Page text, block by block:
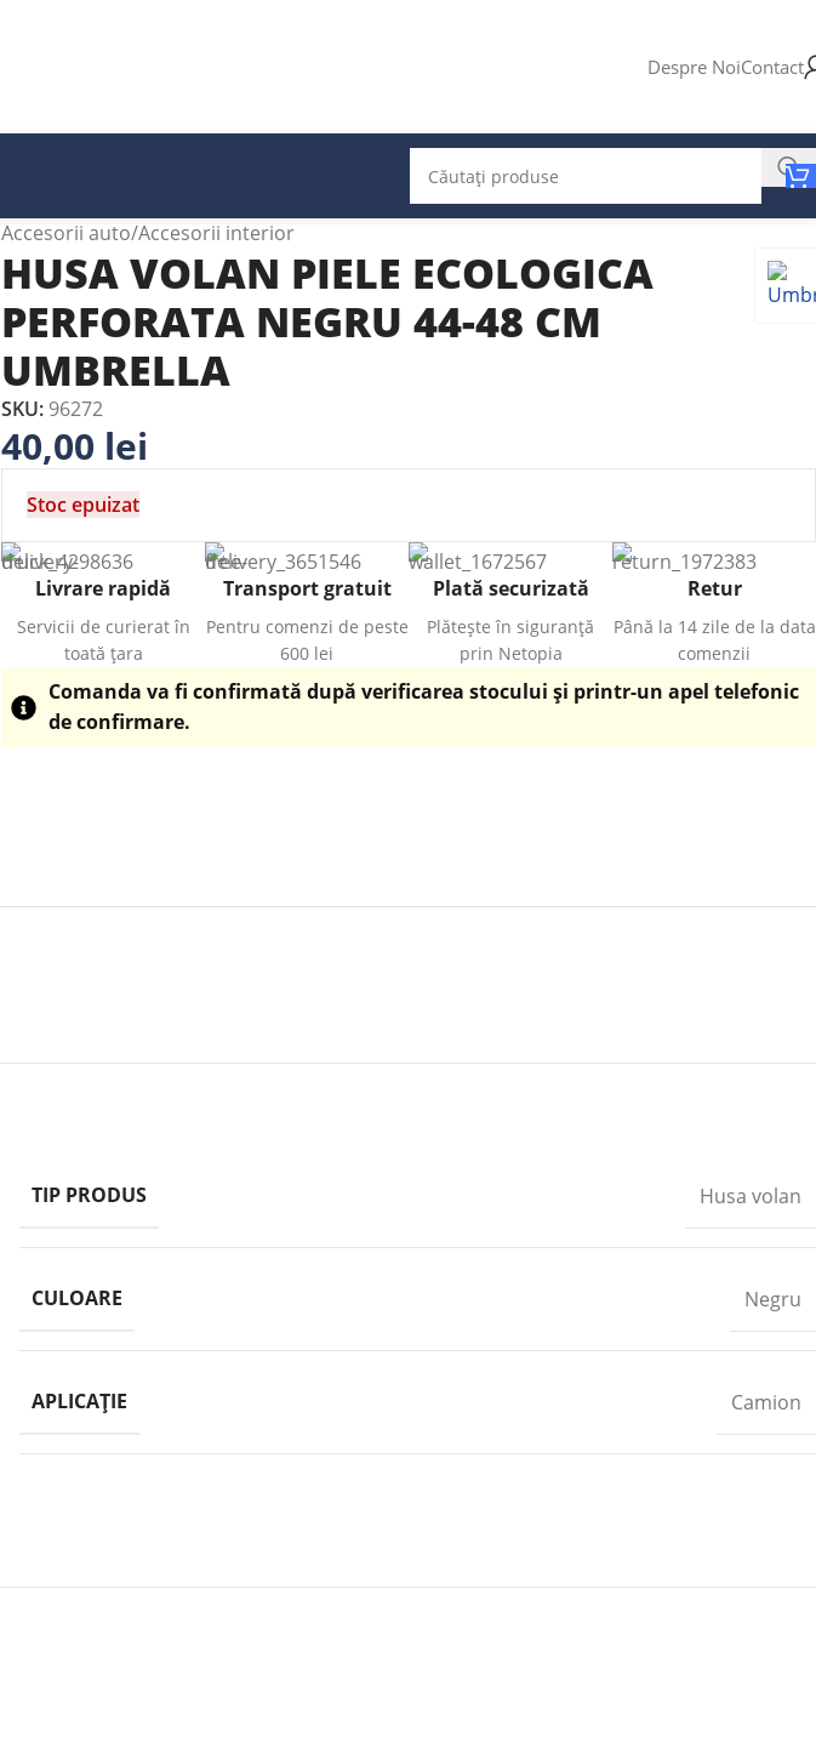
Despre NoiContact
Accesorii auto Accesorii interior
HUSA VOLAN PIELE ECOLOGICA
PERFORATA NEGRU 44-48 CM
UMBRELLA
SKU: 96272
40,00 lei
Stoc epuizat
Livrare rapidă
Servicii de curierat în
toată țara
Transport gratuit
Pentru comenzi de peste
600 lei
Plată securizată
Plătește în siguranță
prin Netopia
Retur
Până la 14 zile de la data
comenzii
Comanda va fi confirmată după verificarea stocului și printr-un apel telefonic
de confirmare.
TIP PRODUS Husa volan
CULOARE Negru
APLICAȚIE Camion